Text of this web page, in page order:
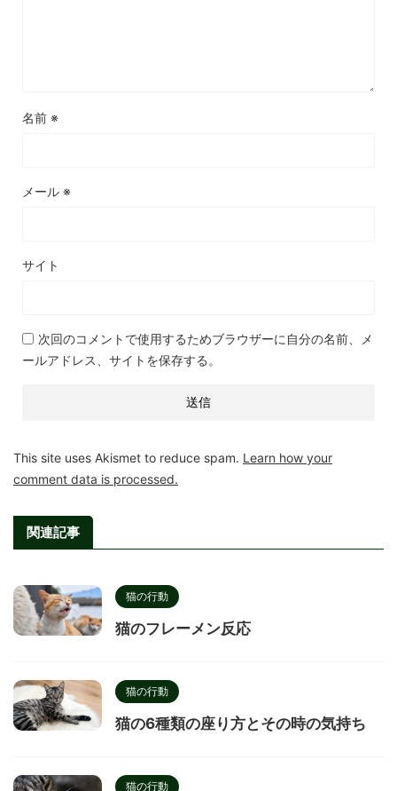
名前 ※
メール ※
サイト
次回のコメントで使用するためブラウザーに自分の名前、メ
ールアドレス、サイトを保存する。
This site uses Akismet to reduce spam. Learn how your
comment data is processed.
関連記事
猫の行動
猫のフレーメン反応
猫の行動
猫の6種類の座り方とその時の気持ち
猫の行動